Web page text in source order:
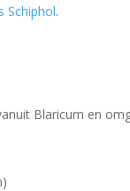
Schiphol.
Blaricum en